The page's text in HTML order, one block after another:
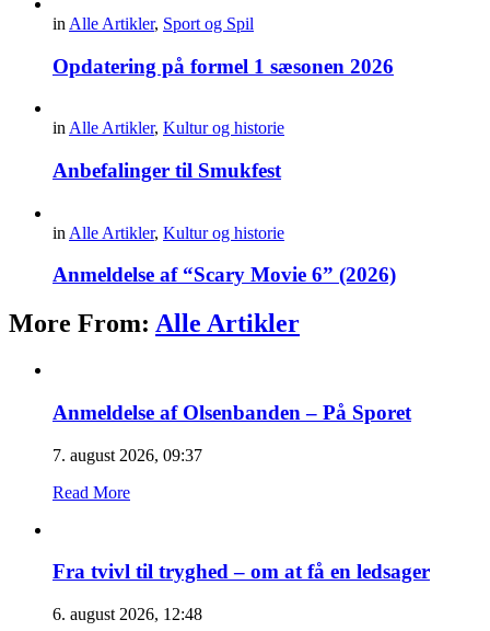
in Alle Artikler, Sport og Spil
Opdatering på formel 1 sæsonen 2026
in Alle Artikler, Kultur og historie
Anbefalinger til Smukfest
in Alle Artikler, Kultur og historie
Anmeldelse af “Scary Movie 6” (2026)
More From: Alle Artikler
Anmeldelse af Olsenbanden – På Sporet
7. august 2026, 09:37
Read More
Fra tvivl til tryghed – om at få en ledsager
6. august 2026, 12:48